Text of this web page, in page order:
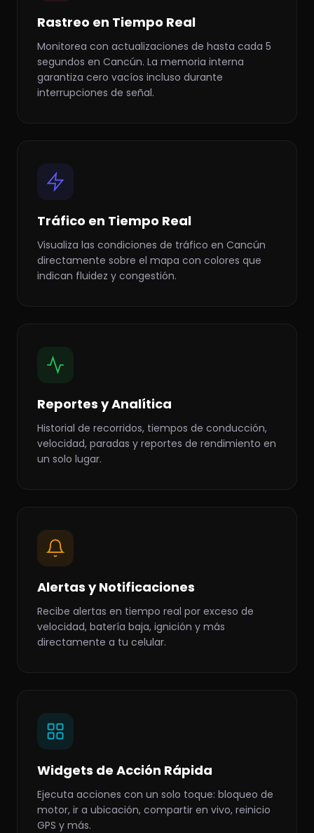
Rastreo en Tiempo Real
Monitorea con actualizaciones de hasta cada 5
segundos en Cancún. La memoria interna
garantiza cero vacíos incluso durante
interrupciones de señal.
Tráfico en Tiempo Real
Visualiza las condiciones de tráfico en Cancún
directamente sobre el mapa con colores que
indican fluidez y congestión.
Reportes y Analítica
Historial de recorridos, tiempos de conducción,
velocidad, paradas y reportes de rendimiento en
un solo lugar.
Alertas y Notificaciones
Recibe alertas en tiempo real por exceso de
velocidad, batería baja, ignición y más
directamente a tu celular.
Widgets de Acción Rápida
Ejecuta acciones con un solo toque: bloqueo de
motor, ir a ubicación, compartir en vivo, reinicio
GPS y más.